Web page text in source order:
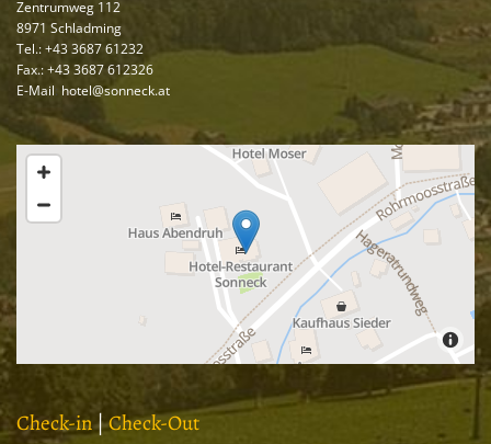
Zentrumweg 112
8971 Schladming
Tel.:+43 3687 61232
Fax.:+43 3687 612326
E-Mail: hotel@sonneck.at
Check-in|Check-Out